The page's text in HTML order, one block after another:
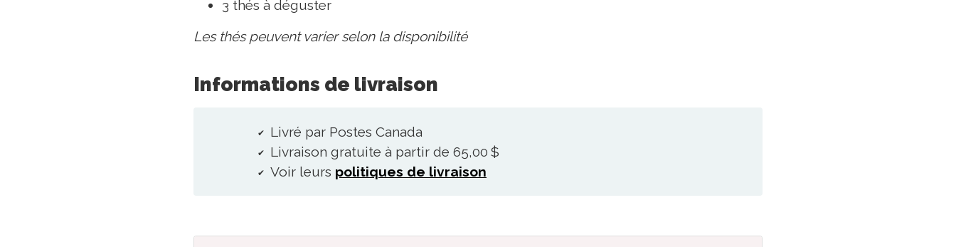
3 thés à déguster
Les thés peuvent varier selon la disponibilité
Informations de livraison
Livré par Postes Canada
Livraison gratuite à partir de 65,00 $
Voir leurs politiques de livraison